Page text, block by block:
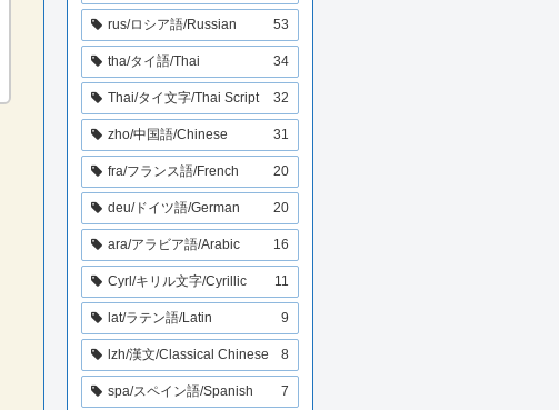
rus/ロシア語/Russian 53
tha/タイ語/Thai 34
Thai/タイ文字/Thai Script 32
zho/中国語/Chinese 31
fra/フランス語/French 20
deu/ドイツ語/German 20
ara/アラビア語/Arabic 16
Cyrl/キリル文字/Cyrillic 11
lat/ラテン語/Latin 9
lzh/漢文/Classical Chinese 8
spa/スペイン語/Spanish 7